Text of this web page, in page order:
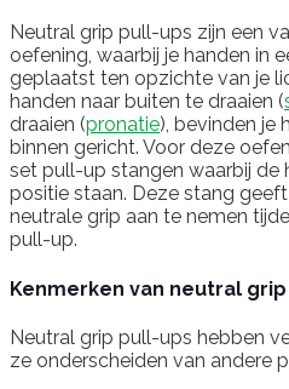
Neutral grip pull-ups zijn een
oefening, waarbij je handen in
geplaatst ten opzichte van je
handen naar buiten te draaien (
draaien (pronatie), bevinden je
binnen gericht. Voor deze
set pull-up stangen waarbij de
positie staan. Deze stang
neutrale grip aan te nemen
pull-up.
Kenmerken van neutral
Neutral grip pull-ups hebben
ze onderscheiden van andere